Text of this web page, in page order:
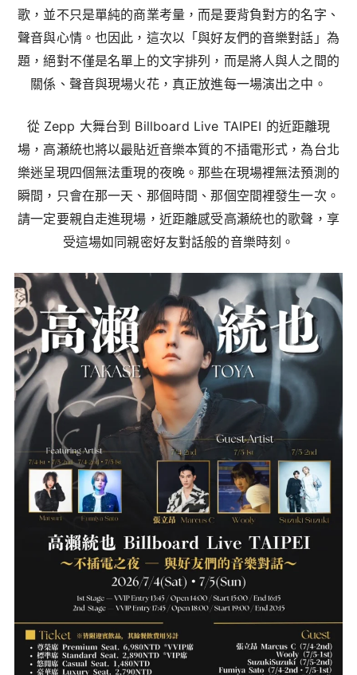
歌，並不只是單純的商業考量，而是要背負對方的名字、
聲音與心情。也因此，這次以「與好友們的音樂對話」為
題，絕對不僅是名單上的文字排列，而是將人與人之間的
關係、聲音與現場火花，真正放進每一場演出之中。
從 Zepp 大舞台到 Billboard Live TAIPEI 的近距離現
場，高瀬統也將以最貼近音樂本質的不插電形式，為台北
樂迷呈現四個無法重現的夜晚。那些在現場裡無法預測的
瞬間，只會在那一天、那個時間、那個空間裡發生一次。
請一定要親自走進現場，近距離感受高瀬統也的歌聲，享
受這場如同親密好友對話般的音樂時刻。